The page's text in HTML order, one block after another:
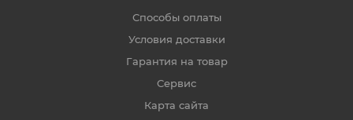
Способы оплаты
Условия доставки
Гарантия на товар
Сервис
Карта сайта